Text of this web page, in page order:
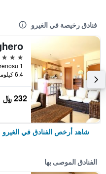
فنادق رخيصة في الغيرو
3 نجوم
6.4 كيلومتر عن وسط المدينة
232 ﷼
شاهد أرخص الفنادق في الغيرو
الفنادق الموصى بها